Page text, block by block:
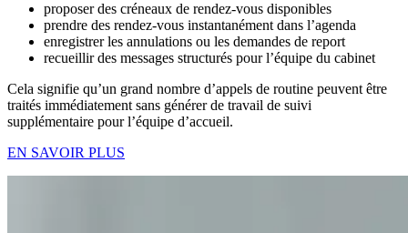
proposer des créneaux de rendez-vous disponibles
prendre des rendez-vous instantanément dans l’agenda
enregistrer les annulations ou les demandes de report
recueillir des messages structurés pour l’équipe du cabinet
Cela signifie qu’un grand nombre d’appels de routine peuvent être
traités immédiatement sans générer de travail de suivi
supplémentaire pour l’équipe d’accueil.
EN SAVOIR PLUS